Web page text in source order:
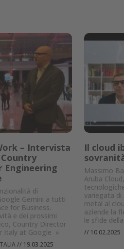
– Intervista
Engineering
di
Gemini a tutti
for Business.
e dei prossimi
Country Director
Italy at Google »
// 19.03.2025
Il cloud
Massimo
Aruba
variegata di
metal al
aziende la
le sfide
// 10.02.2025